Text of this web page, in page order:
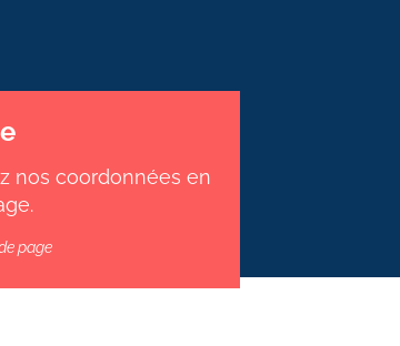
nos coordonnées en
page